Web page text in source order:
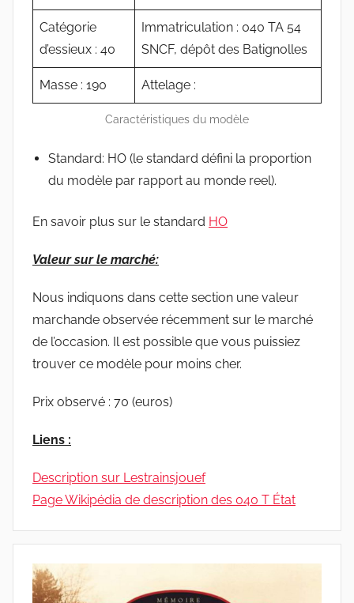
Catégorie
d’essieux : 40
Immatriculation : 040 TA 54
SNCF, dépôt des Batignolles
Masse : 190 Attelage :
Caractéristiques du modèle
Standard: HO (le standard défini la proportion
du modèle par rapport au monde reel).
En savoir plus sur le standard HO
Valeur sur le marché:
Nous indiquons dans cette section une valeur
marchande observée récemment sur le marché
de l’occasion. Il est possible que vous puissiez
trouver ce modèle pour moins cher.
Prix observé : 70 (euros)
Liens :
Description sur Lestrainsjouef
Page Wikipédia de description des 040 T État